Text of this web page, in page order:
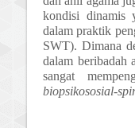
kondisi dinamis
dalam praktik
SWT). Dimana
dalam beribadah
sangat
biopsikososial-